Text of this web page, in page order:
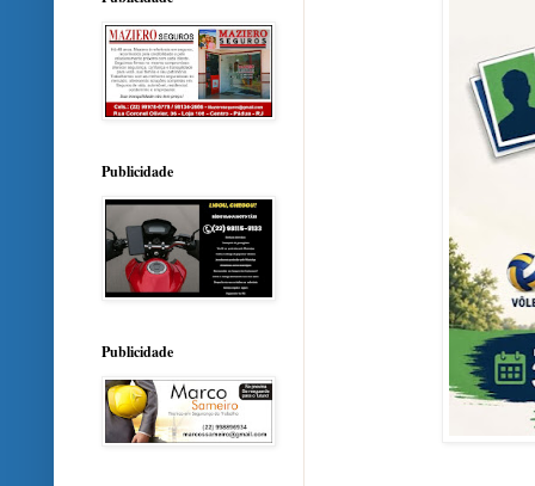
Publicidade
Publicidade